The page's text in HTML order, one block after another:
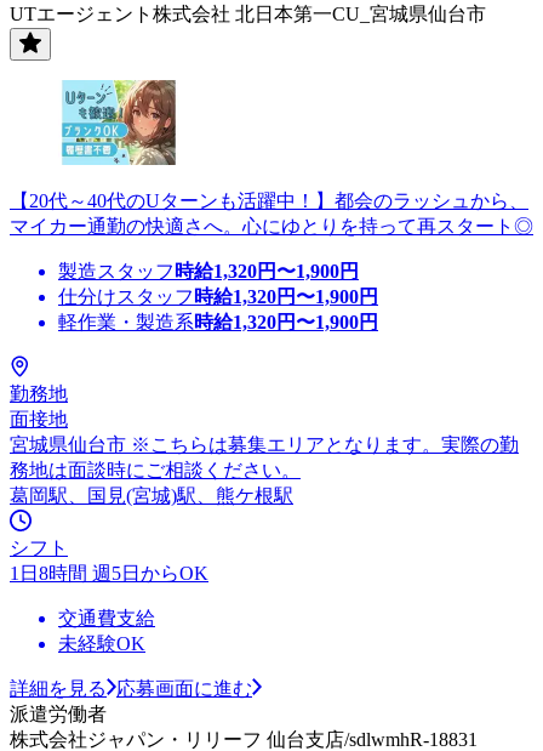
UTエージェント株式会社 北日本第一CU_宮城県仙台市
【20代～40代のUターンも活躍中！】都会のラッシュから、
マイカー通勤の快適さへ。心にゆとりを持って再スタート◎
製造スタッフ 時給1,320円〜1,900円
仕分けスタッフ 時給1,320円〜1,900円
軽作業・製造系時給1,320円〜1,900円
勤務地
面接地
宮城県仙台市 ※こちらは募集エリアとなります。実際の勤
務地は面談時にご相談ください。
葛岡駅、国見(宮城)駅、熊ケ根駅
シフト
1日8時間 週5日からOK
交通費支給
未経験OK
詳細を見る
応募画面に進む
派遣労働者
株式会社ジャパン・リリーフ 仙台支店/sdlwmhR-18831